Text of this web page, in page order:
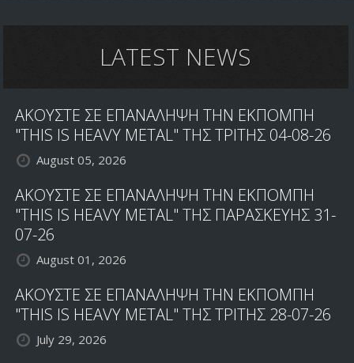
LATEST NEWS
ΑΚΟΥΣΤΕ ΣΕ ΕΠΑΝΑΛΗΨΗ ΤΗΝ ΕΚΠΟΜΠΗ
"THIS IS HEAVY METAL" ΤΗΣ ΤΡΙΤΗΣ 04-08-26
August 05, 2026
ΑΚΟΥΣΤΕ ΣΕ ΕΠΑΝΑΛΗΨΗ ΤΗΝ ΕΚΠΟΜΠΗ
"THIS IS HEAVY METAL" ΤΗΣ ΠΑΡΑΣΚΕΥΗΣ 31-
07-26
August 01, 2026
ΑΚΟΥΣΤΕ ΣΕ ΕΠΑΝΑΛΗΨΗ ΤΗΝ ΕΚΠΟΜΠΗ
"THIS IS HEAVY METAL" ΤΗΣ ΤΡΙΤΗΣ 28-07-26
July 29, 2026